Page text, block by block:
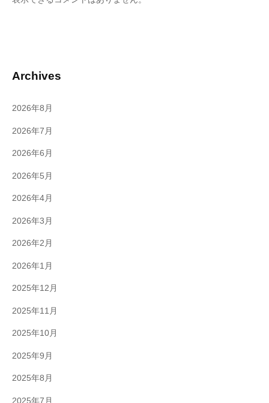
Archives
2026年8月
2026年7月
2026年6月
2026年5月
2026年4月
2026年3月
2026年2月
2026年1月
2025年12月
2025年11月
2025年10月
2025年9月
2025年8月
2025年7月